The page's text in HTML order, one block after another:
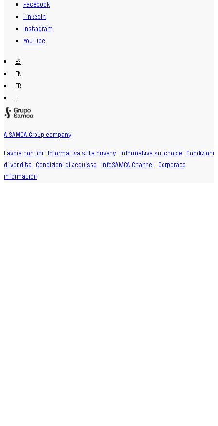
Facebook
LinkedIn
Instagram
YouTube
ES
EN
FR
A SAMCA Group company
Lavora con noi · Informativa sulla privacy · Informativa sui cookie · Condizioni
di vendita · Condizioni di acquisto · InfoSAMCA Channel · Corporate
information